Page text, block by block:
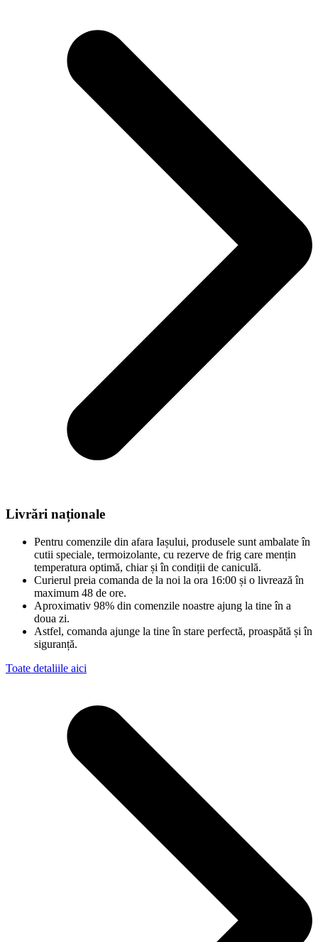
Livrări naționale
Pentru comenzile din afara Iașului, produsele sunt ambalate în
cutii speciale, termoizolante, cu rezerve de frig care mențin
temperatura optimă, chiar și în condiții de caniculă.
Curierul preia comanda de la noi la ora 16:00 și o livrează în
maximum 48 de ore.
Aproximativ 98% din comenzile noastre ajung la tine în a
doua zi.
Astfel, comanda ajunge la tine în stare perfectă, proaspătă și în
siguranță.
Toate detaliile aici